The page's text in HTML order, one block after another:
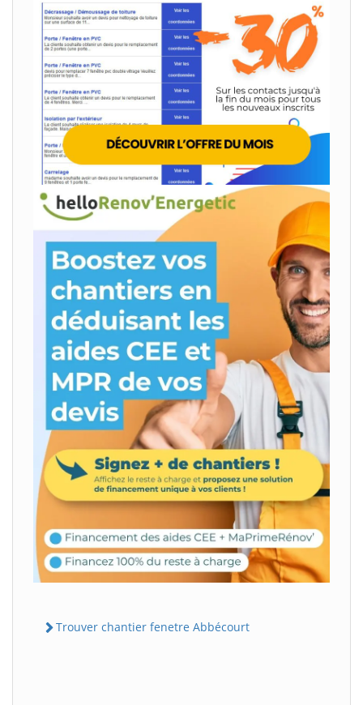
Trouver chantier fenetre Abbécourt